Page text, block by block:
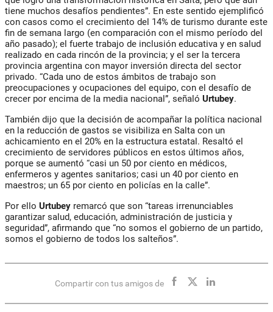
tiene muchos desafíos pendientes”. En este sentido ejemplificó
con casos como el crecimiento del 14% de turismo durante este
fin de semana largo (en comparación con el mismo período del
año pasado); el fuerte trabajo de inclusión educativa y en salud
realizado en cada rincón de la provincia; y el ser la tercera
provincia argentina con mayor inversión directa del sector
privado. “Cada uno de estos ámbitos de trabajo son
preocupaciones y ocupaciones del equipo, con el desafío de
crecer por encima de la media nacional”, señaló Urtubey.
También dijo que la decisión de acompañar la política nacional
en la reducción de gastos se visibiliza en Salta con un
achicamiento en el 20% en la estructura estatal. Resaltó el
crecimiento de servidores públicos en estos últimos años,
porque se aumentó “casi un 50 por ciento en médicos,
enfermeros y agentes sanitarios; casi un 40 por ciento en
maestros; un 65 por ciento en policías en la calle”.
Por ello Urtubey remarcó que son “tareas irrenunciables
garantizar salud, educación, administración de justicia y
seguridad”, afirmando que “no somos el gobierno de un partido,
somos el gobierno de todos los salteños”.
Compartir con tus amigos de